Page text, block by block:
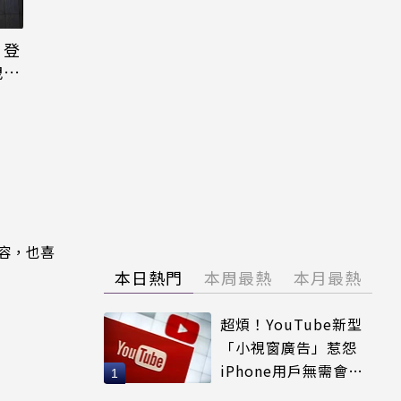
，也喜
本日熱門 本周最熱 本月最熱
超煩！YouTube新型
「小視窗廣告」惹怨
iPhone用戶無需會員